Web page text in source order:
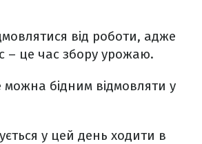
від роботи, адже
– це час збору урожаю.
бідним відмовляти у
у цей день ходити в